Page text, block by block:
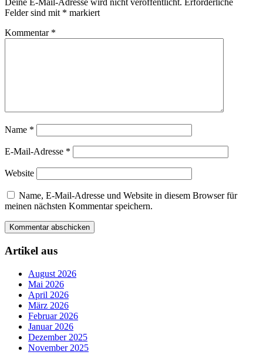
Deine E-Mail-Adresse wird nicht veröffentlicht. Erforderliche
Felder sind mit * markiert
Kommentar *
Name *
E-Mail-Adresse *
Website
Name, E-Mail-Adresse und Website in diesem Browser für
meinen nächsten Kommentar speichern.
Artikel aus
August 2026
Mai 2026
April 2026
März 2026
Februar 2026
Januar 2026
Dezember 2025
November 2025